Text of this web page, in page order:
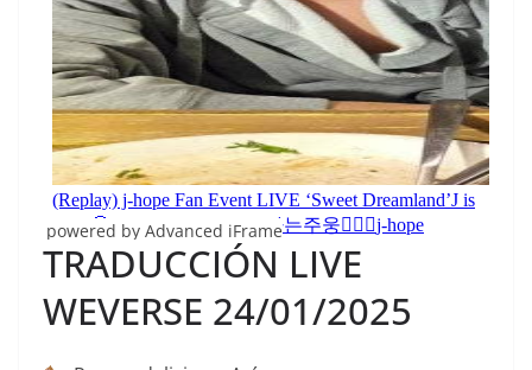
powered by Advanced iFrame
TRADUCCIÓN LIVE
WEVERSE 24/01/2025